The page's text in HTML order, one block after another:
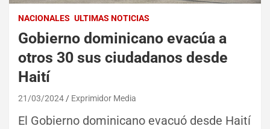
NACIONALES ULTIMAS NOTICIAS
Gobierno dominicano evacúa a
otros 30 sus ciudadanos desde
Haití
21/03/2024 Exprimidor Media
El Gobierno dominicano evacuó desde Haití